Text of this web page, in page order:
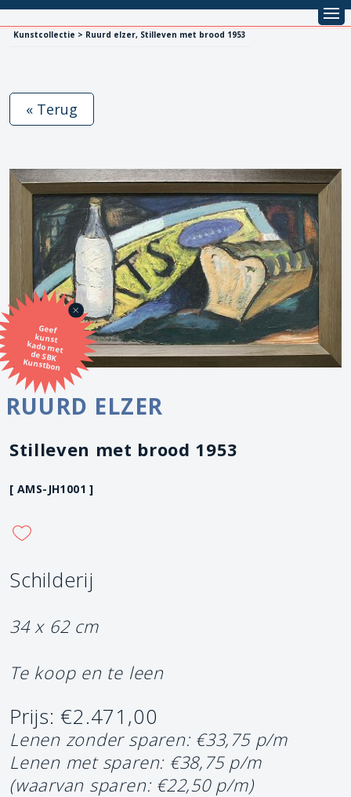
Kunstcollectie > Ruurd elzer, Stilleven met brood 1953
Geef
kunst
kado met
de SBK
Kunstbon
« Terug
RUURD ELZER
Stilleven met brood 1953
[ AMS-JH1001 ]
Schilderij
34 x 62 cm
Te koop en te leen
Prijs: €2.471,00
Lenen zonder sparen: €33,75 p/m
Lenen met sparen: €38,75 p/m
(waarvan sparen: €22,50 p/m)